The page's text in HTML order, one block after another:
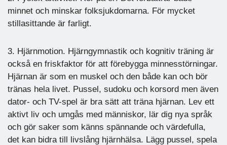
minnet och minskar folksjukdomarna. För mycket
stillasittande är farligt.
3. Hjärnmotion. Hjärngymnastik och kognitiv träning är
också en friskfaktor för att förebygga minnesstörningar.
Hjärnan är som en muskel och den både kan och bör
tränas hela livet. Pussel, sudoku och korsord men även
dator- och TV-spel är bra sätt att träna hjärnan. Lev ett
aktivt liv och umgås med människor, lär dig nya språk
och gör saker som känns spännande och värdefulla,
det kan bidra till livslång hjärnhälsa. Lägg pussel, spela